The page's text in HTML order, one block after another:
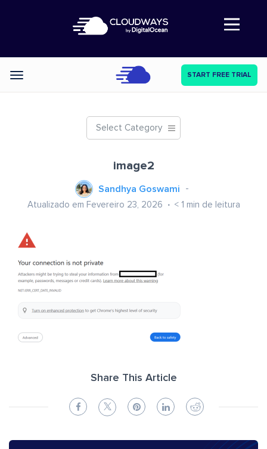
Abre a navegação
Categories START FREE TRIAL
Select Category
image2
Sandhya Goswami
Atualizado em Fevereiro 23, 2026 < 1 min de leitura
Share This Article